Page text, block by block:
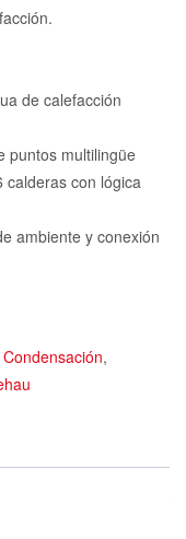
de calefacción
puntos multilingüe
calderas con lógica
ambiente y conexión
,